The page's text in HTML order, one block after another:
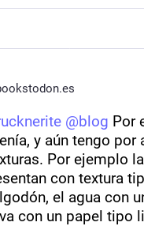
@blog Por
y aún tengo por
Por ejemplo
con textura
el agua con
con un papel tipo